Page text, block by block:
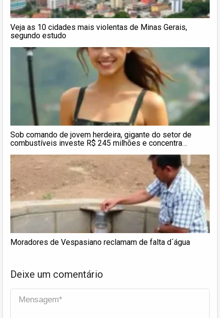
Veja as 10 cidades mais violentas de Minas Gerais,
segundo estudo
Sob comando de jovem herdeira, gigante do setor de
combustíveis investe R$ 245 milhões e concentra
Moradores de Vespasiano reclamam de falta d´água
Deixe um comentário